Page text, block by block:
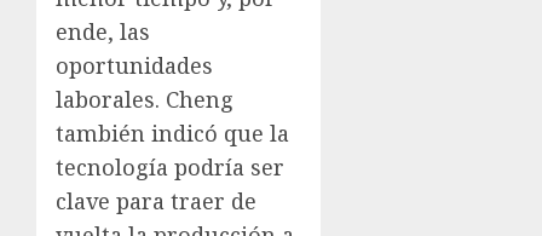
ende, las
oportunidades
laborales. Cheng
también indicó que la
tecnología podría ser
clave para traer de